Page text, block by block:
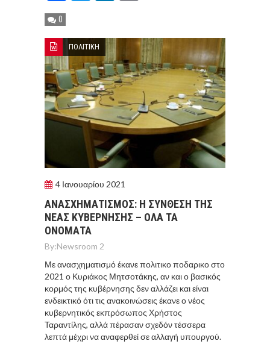
0
ΠΟΛΙΤΙΚΗ
4 Ιανουαρίου 2021
ΑΝΑΣΧΗΜΑΤΙΣΜΟΣ: Η ΣΥΝΘΕΣΗ ΤΗΣ
ΝΕΑΣ ΚΥΒΕΡΝΗΣΗΣ – ΟΛΑ ΤΑ
ΟΝΟΜΑΤΑ
By:Newsroom 2
Με ανασχηματισμό έκανε πολιτικο ποδαρικο στο
2021 ο Κυριάκος Μητσοτάκης, αν και ο βασικός
κορμός της κυβέρνησης δεν αλλάζει και είναι
ενδεικτικό ότι τις ανακοινώσεις έκανε ο νέος
κυβερνητικός εκπρόσωπος Χρήστος
Ταραντίλης, αλλά πέρασαν σχεδόν τέσσερα
λεπτά μέχρι να αναφερθεί σε αλλαγή υπουργού.